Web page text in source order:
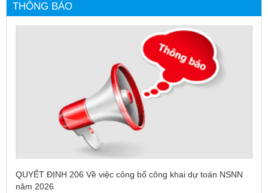
THÔNG BÁO
QUYẾT ĐỊNH 206 Về việc công bố công khai dự toán NSNN
năm 2026